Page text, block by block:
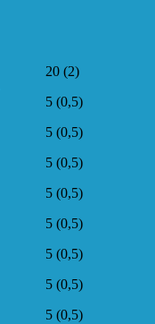
20 (2)
5 (0,5)
5 (0,5)
5 (0,5)
5 (0,5)
5 (0,5)
5 (0,5)
5 (0,5)
5 (0,5)